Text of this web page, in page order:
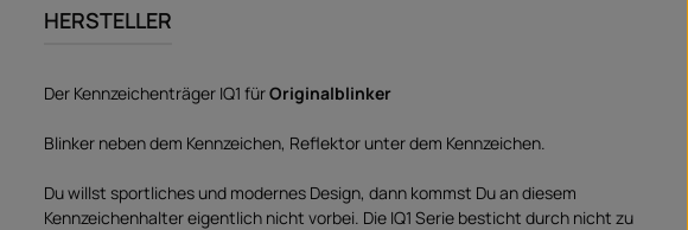
HERSTELLER
Der Kennzeichenträger IQ1 fürOriginalblinker
Blinker neben dem Kennzeichen, Reflektor unter dem Kennzeichen.
Du willst sportliches und modernes Design, dann kommst Du an diesem
Kennzeichenhalter eigentlich nicht vorbei. Die IQ1 Serie besticht durch nicht zu